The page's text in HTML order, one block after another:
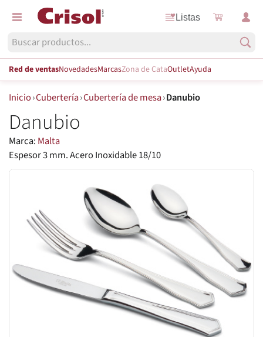
Listas
Red de ventasNovedadesMarcasZona de CataOutletAyuda
Inicio›Cubertería›Cubertería de mesa›Danubio
Danubio
Marca: Malta
Espesor 3 mm. Acero Inoxidable 18/10